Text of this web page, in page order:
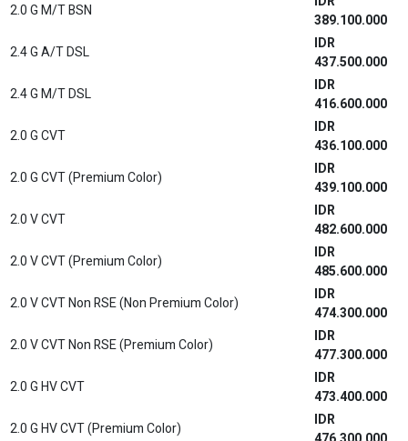
2.0 V HV CVT Non Modelista Non RSE (Premium
IDR
531.700.000
2.0 Q HV Modelista CVT TSS
IDR
625.300.000
2.0 Q HV Modelista CVT TSS (Premium Color)
IDR
628.200.000
2.0 Q HV Non Modelista CVT TSS
IDR
615.400.000
2.0 Q HV Non Modelista CVT TSS (Premium Color)
IDR
618.300.000
2.0 Q HV Modelista CVT TSS Non RSE (Non Premium
IDR
617.000.000
2.0 Q HV Modelista CVT TSS Non RSE (Premium
IDR
620.000.000
New Agya
1.2 E M/T
IDR
173.200.000
1.2 G M/T
IDR
180.900.000
1.2 G CVT
IDR
197.100.000